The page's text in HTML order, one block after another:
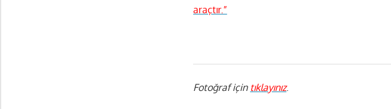
araçtır.”
Fotoğraf için tıklayınız.